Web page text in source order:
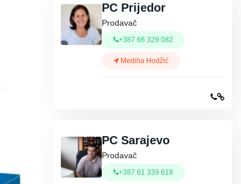
PC Prijedor
Prodavač
+387 66 329 082
Mediha Hodžić
PC Sarajevo
Prodavač
+387 61 339 618